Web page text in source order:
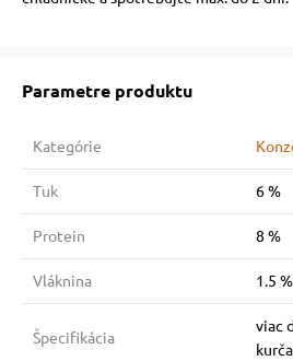
Parametre produktu
Kategórie
Tuk 6 %
Protein 8 %
Vláknina 1.5 %
Špecifikácia
viac